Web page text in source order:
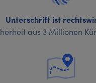
Unterschrift ist
aus 3 Millionen